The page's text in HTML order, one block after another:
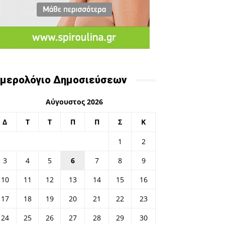
Δημοσιεύσεων
Αύγουστος 2026
Δ Τ Τ Π Π Σ Κ
1
2
3
4 5 6 7 8
9
10
11 12 13 14 15
16
17
18 19 20 21 22
23
24
25 26 27 28 29 30